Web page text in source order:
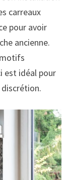
carreaux
pour avoir
ancienne.
est idéal pour